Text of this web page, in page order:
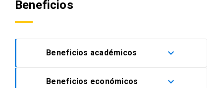
Beneficios
Beneficios académicos keyboard_arrow_down
En la UC encontrarás acompañamiento
Beneficios económicos keyboard_arrow_down